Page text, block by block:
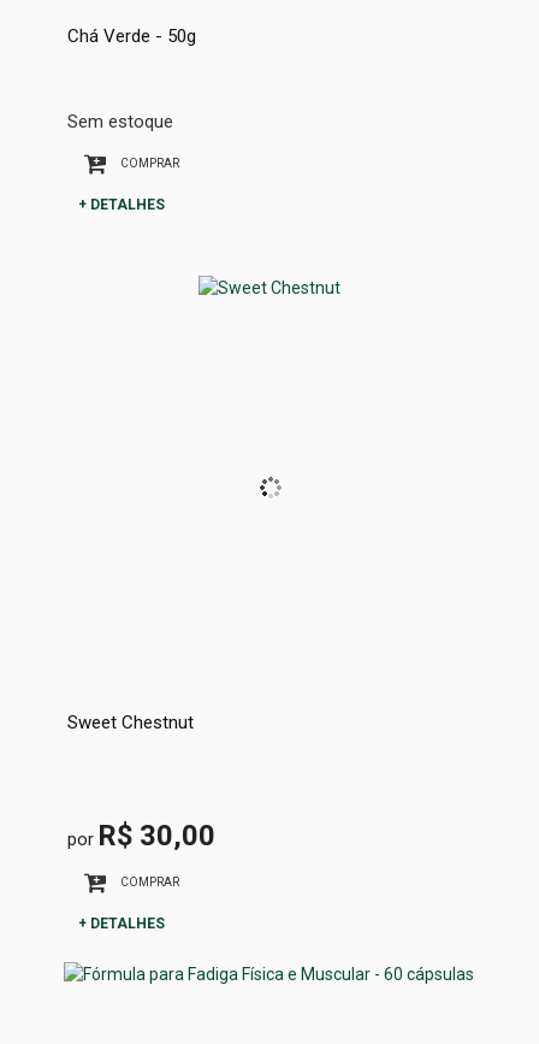
Chá Verde - 50g
Sem estoque
COMPRAR
+ DETALHES
Sweet Chestnut
por R$ 30,00
COMPRAR
+ DETALHES